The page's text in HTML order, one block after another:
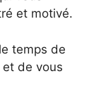
et motivé.
temps de
et de vous